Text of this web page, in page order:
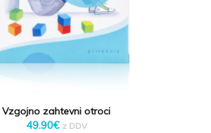
Vzgojno zahtevni otroci
49.90€ z DDV